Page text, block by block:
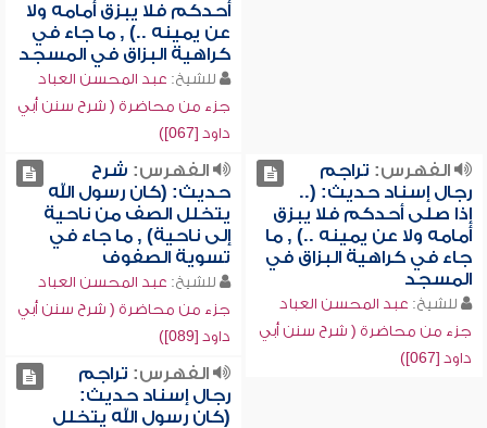
أحدكم فلا يبزق أمامه ولا
عن يمينه ..) , ما جاء في
كراهية البزاق في المسجد
للشيخ: عبد المحسن العباد
جزء من محاضرة ( شرح سنن أبي
داود [067])
الفهرس: تراجم
رجال إسناد حديث: (..
إذا صلى أحدكم فلا يبزق
أمامه ولا عن يمينه ..) , ما
جاء في كراهية البزاق في
المسجد
للشيخ: عبد المحسن العباد
جزء من محاضرة ( شرح سنن أبي
داود [067])
الفهرس: شرح
حديث: (كان رسول الله
يتخلل الصف من ناحية
إلى ناحية) , ما جاء في
تسوية الصفوف
للشيخ: عبد المحسن العباد
جزء من محاضرة ( شرح سنن أبي
داود [089])
الفهرس: تراجم
رجال إسناد حديث:
(كان رسول الله يتخلل